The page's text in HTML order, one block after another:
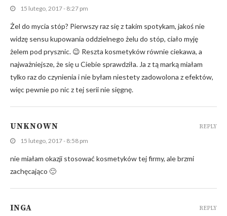
15 lutego, 2017 - 8:27 pm
Żel do mycia stóp? Pierwszy raz się z takim spotykam, jakoś nie
widzę sensu kupowania oddzielnego żelu do stóp, ciało myję
żelem pod prysznic. 😉 Reszta kosmetyków równie ciekawa, a
najważniejsze, że się u Ciebie sprawdziła. Ja z tą marką miałam
tylko raz do czynienia i nie byłam niestety zadowolona z efektów,
więc pewnie po nic z tej serii nie sięgnę.
UNKNOWN
15 lutego, 2017 - 8:58 pm
nie miałam okazji stosować kosmetyków tej firmy, ale brzmi
zachęcająco 🙂
REPLY
INGA REPLY